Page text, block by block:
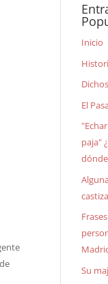
Inicio
El
paja"
Su